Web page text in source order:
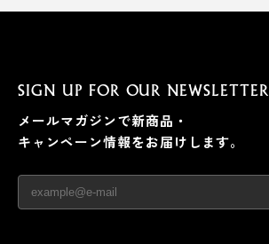
SIGN UP FOR OUR NEWSLETTER
メールマガジンで新商品・
キャンペーン情報をお届けします。